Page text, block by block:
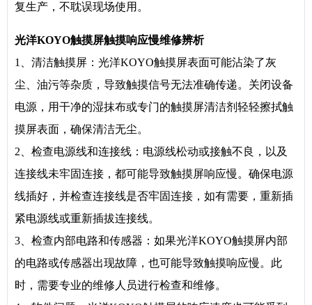
复生产，不耽误现场使用。
光洋KOYO触摸屏触摸响应慢维修辨析
1、清洁触摸屏：光洋KOYO触摸屏表面可能沾染了灰
尘、油污等杂质，导致触摸信号无法准确传递。关闭设备
电源，用干净的湿抹布或专门的触摸屏清洁剂轻轻擦拭触
摸屏表面，确保清洁无尘。
2、检查电源线和连接线：电源线松动或接触不良，以及
连接线未牢固连接，都可能导致触摸屏响应慢。确保电源
线插好，并检查连接线是否牢固连接，如有需要，重新插
紧电源线或重新插拔连接线。
3、检查内部电路和传感器：如果光洋KOYO触摸屏内部
的电路或传感器出现故障，也可能导致触摸响应慢。此
时，需要专业的维修人员进行检查和维修。